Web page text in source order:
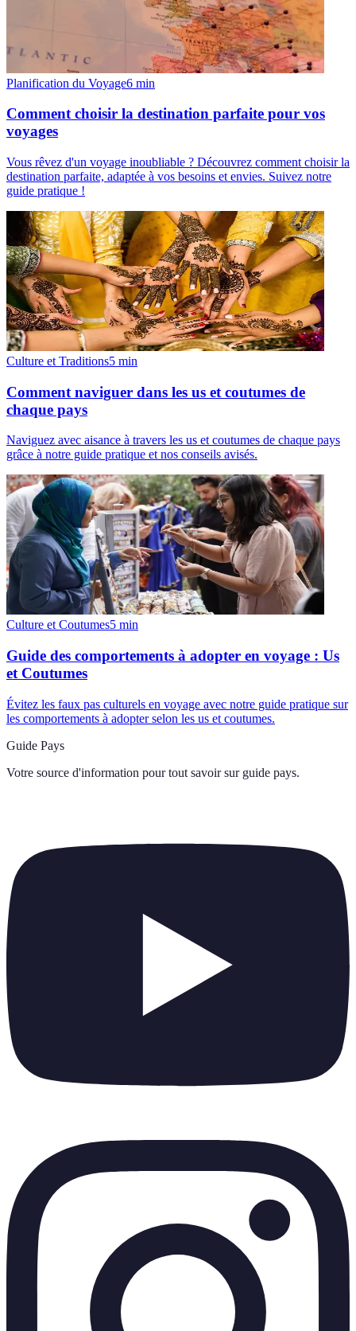
Planification du Voyage6 min
Comment choisir la destination parfaite pour vos
voyages
Vous rêvez d'un voyage inoubliable ? Découvrez comment choisir la
destination parfaite, adaptée à vos besoins et envies. Suivez notre
guide pratique !
Culture et Traditions5 min
Comment naviguer dans les us et coutumes de
chaque pays
Naviguez avec aisance à travers les us et coutumes de chaque pays
grâce à notre guide pratique et nos conseils avisés.
Culture et Coutumes5 min
Guide des comportements à adopter en voyage : Us
et Coutumes
Évitez les faux pas culturels en voyage avec notre guide pratique sur
les comportements à adopter selon les us et coutumes.
Guide Pays
Votre source d'information pour tout savoir sur guide pays.